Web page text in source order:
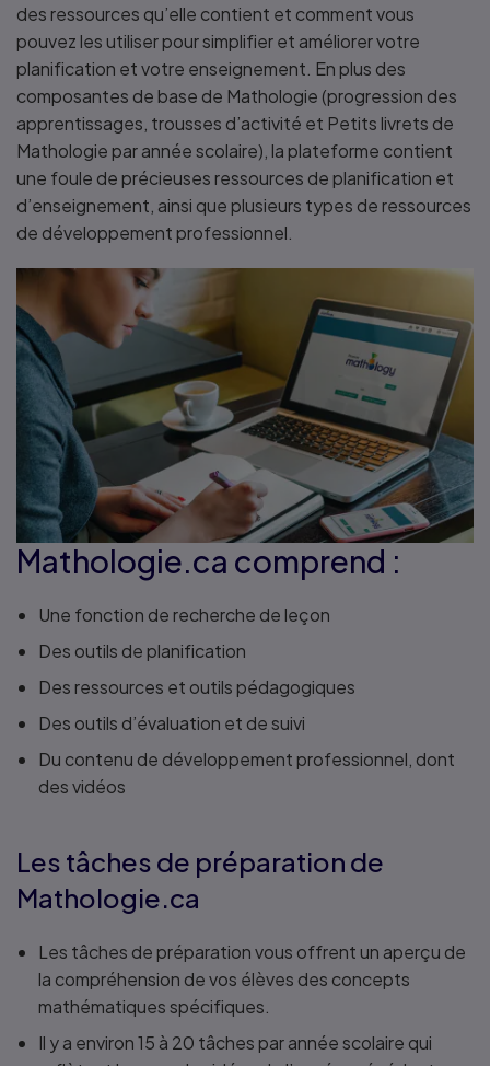
des ressources qu’elle contient et comment vous
pouvez les utiliser pour simplifier et améliorer votre
planification et votre enseignement. En plus des
composantes de base de Mathologie (progression des
apprentissages, trousses d’activité et Petits livrets de
Mathologie par année scolaire), la plateforme contient
une foule de précieuses ressources de planification et
d’enseignement, ainsi que plusieurs types de ressources
de développement professionnel.
Mathologie.ca comprend :
Une fonction de recherche de leçon
Des outils de planification
Des ressources et outils pédagogiques
Des outils d’évaluation et de suivi
Du contenu de développement professionnel, dont
des vidéos
Les tâches de préparation de
Mathologie.ca
Les tâches de préparation vous offrent un aperçu de
la compréhension de vos élèves des concepts
mathématiques spécifiques.
Il y a environ 15 à 20 tâches par année scolaire qui